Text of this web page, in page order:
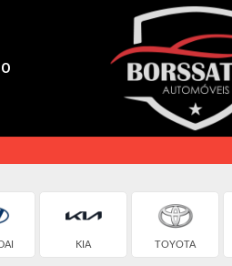
KIA TOYOTA